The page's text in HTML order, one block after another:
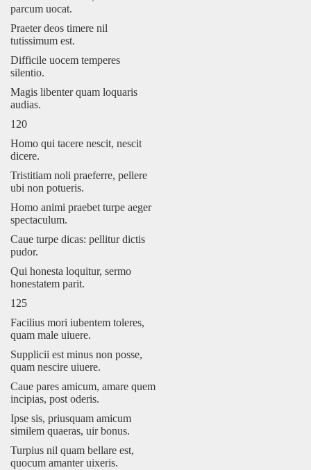
parcum uocat.
Praeter deos timere nil
tutissimum est.
Difficile uocem temperes
silentio.
Magis libenter quam loquaris
audias.
120
Homo qui tacere nescit, nescit
dicere.
Tristitiam noli praeferre, pellere
ubi non potueris.
Homo animi praebet turpe aeger
spectaculum.
Caue turpe dicas: pellitur dictis
pudor.
Qui honesta loquitur, sermo
honestatem parit.
125
Facilius mori iubentem toleres,
quam male uiuere.
Supplicii est minus non posse,
quam nescire uiuere.
Caue pares amicum, amare quem
incipias, post oderis.
Ipse sis, priusquam amicum
similem quaeras, uir bonus.
Turpius nil quam bellare est,
quocum amanter uixeris.